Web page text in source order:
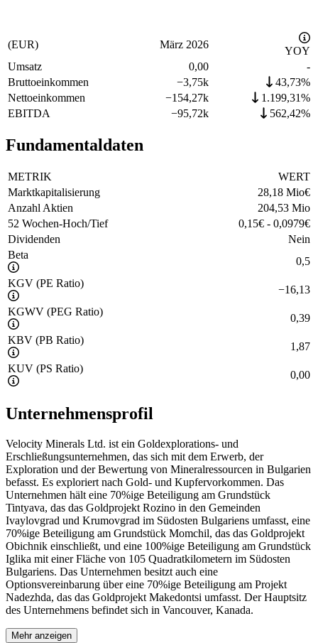
(EUR) März 2026
YOY
Umsatz
0,00
-
Bruttoeinkommen
−3,75k
43,73%
Nettoeinkommen
−154,27k
1.199,31%
EBITDA
−95,72k 562,42%
Fundamentaldaten
METRIK
WERT
Marktkapitalisierung
28,18 Mio€
Anzahl Aktien
204,53 Mio
52 Wochen-Hoch/Tief
0,15€ - 0,0979€
Dividenden
Nein
Beta
0,5
KGV (PE Ratio)
−16,13
KGWV (PEG Ratio)
0,39
KBV (PB Ratio)
1,87
KUV (PS Ratio)
0,00
Unternehmensprofil
Velocity Minerals Ltd. ist ein Goldexplorations- und
Erschließungsunternehmen, das sich mit dem Erwerb, der
Exploration und der Bewertung von Mineralressourcen in Bulgarien
befasst. Es exploriert nach Gold- und Kupfervorkommen. Das
Unternehmen hält eine 70%ige Beteiligung am Grundstück
Tintyava, das das Goldprojekt Rozino in den Gemeinden
Ivaylovgrad und Krumovgrad im Südosten Bulgariens umfasst, eine
70%ige Beteiligung am Grundstück Momchil, das das Goldprojekt
Obichnik einschließt, und eine 100%ige Beteiligung am Grundstück
Iglika mit einer Fläche von 105 Quadratkilometern im Südosten
Bulgariens. Das Unternehmen besitzt auch eine
Optionsvereinbarung über eine 70%ige Beteiligung am Projekt
Nadezhda, das das Goldprojekt Makedontsi umfasst. Der Hauptsitz
des Unternehmens befindet sich in Vancouver, Kanada.
Mehr anzeigen